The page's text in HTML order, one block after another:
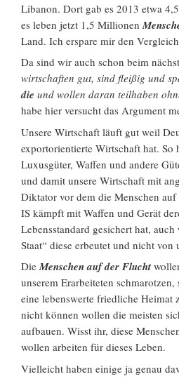
Libanon. Dort gab es 2013 etwa
es leben jetzt 1,5 Millionen
Land. Ich erspare mir den
Da sind wir auch schon beim
wirtschaften gut, sind fleißig und
die und wollen daran teilhaben
habe hier versucht das Argument
Unsere Wirtschaft läuft gut weil
exportorientierte Wirtschaft hat. So
Luxusgüter, Waffen und andere
und damit unsere Wirtschaft mit
Diktator vor dem die Menschen
IS kämpft mit Waffen und Gerät
Lebensstandard gesichert hat,
Staat“ diese erbeutet und nicht von
DieMenschen auf der Flucht
unserem Erarbeiteten
eine lebenswerte friedliche Heimat
nicht können wollen die meisten
aufbauen. Wisst ihr, diese
wollen arbeiten für dieses Leben.
Vielleicht haben einige ja genau